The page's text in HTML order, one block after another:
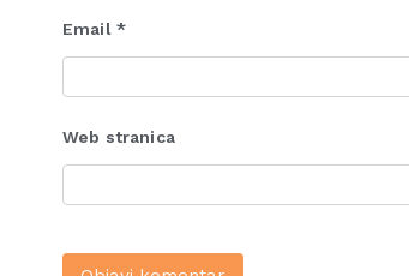
Email *
Web stranica